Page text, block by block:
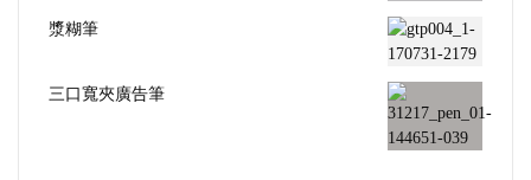
漿糊筆
三口寬夾廣告筆